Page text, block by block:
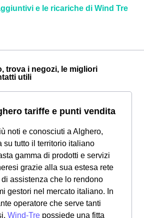
e le ricariche di Wind Tre
trova i negozi, le migliori
utili
tariffe e punti vendita
noti e conosciuti a Alghero,
su tutto il territorio italiano
gamma di prodotti e servizi
grazie alla sua estesa rete
assistenza che lo rendono
gestori nel mercato italiano. In
operatore che serve tanti
Wind-Tre possiede una fitta